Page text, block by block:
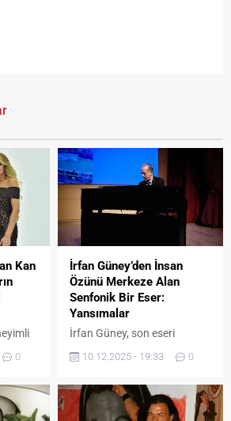
Kan
verdi.
0
İrfan Güney’den İnsan
Özünü Merkeze Alan
Senfonik Bir Eser:
Yansımalar
İrfan Güney, son eseri
Co. markasıyla yayımladı.
besteci ve söz yazarı
kimliklerini uzun yıllara
10.12.2025 - 19:33 0